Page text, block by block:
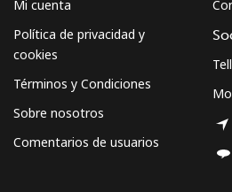
Mi cuenta
Política de privacidad y
cookies
Términos y Condiciones
Sobre nosotros
Comentarios de usuarios